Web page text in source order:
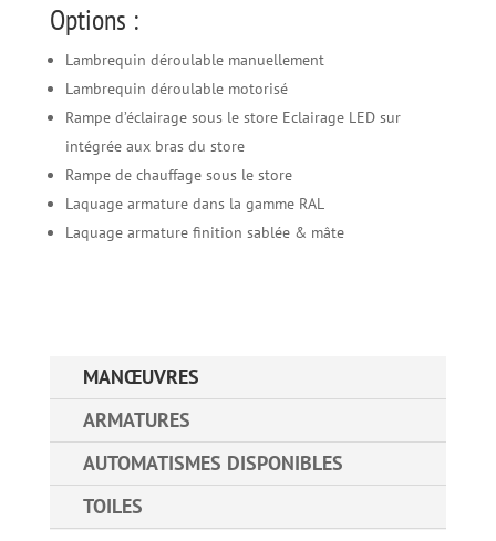
Options :
Lambrequin déroulable manuellement
Lambrequin déroulable motorisé
Rampe d’éclairage sous le store Eclairage LED sur
intégrée aux bras du store
Rampe de chauffage sous le store
Laquage armature dans la gamme RAL
Laquage armature finition sablée & mâte
MANŒUVRES
ARMATURES
AUTOMATISMES DISPONIBLES
TOILES